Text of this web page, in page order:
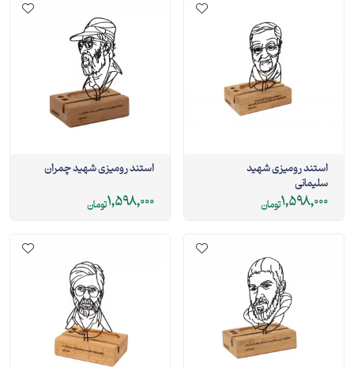
استند رومیزی شهید
سلیمانی
1,598,000تومان
استند رومیزی شهید چمران
1,598,000تومان